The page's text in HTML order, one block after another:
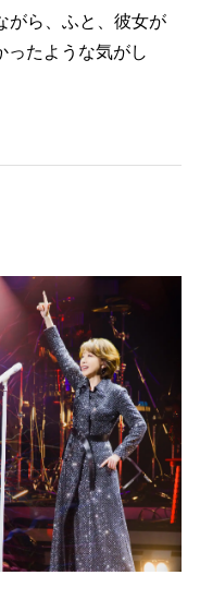
がら、ふと、彼女が
ったような気がし